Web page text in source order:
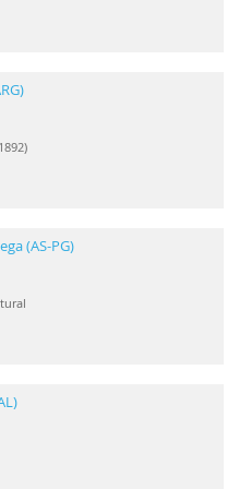
(AS-PG)